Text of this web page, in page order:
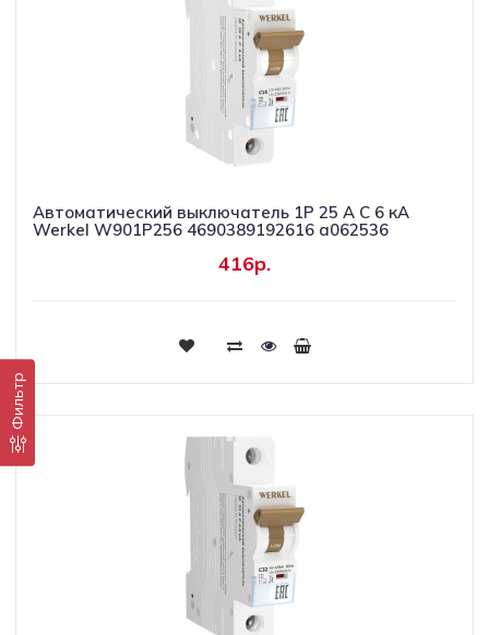
Фильтр
Автоматический выключатель 1P 25 A C 6 кА
Werkel W901P256 4690389192616 a062536
416р.
Купить